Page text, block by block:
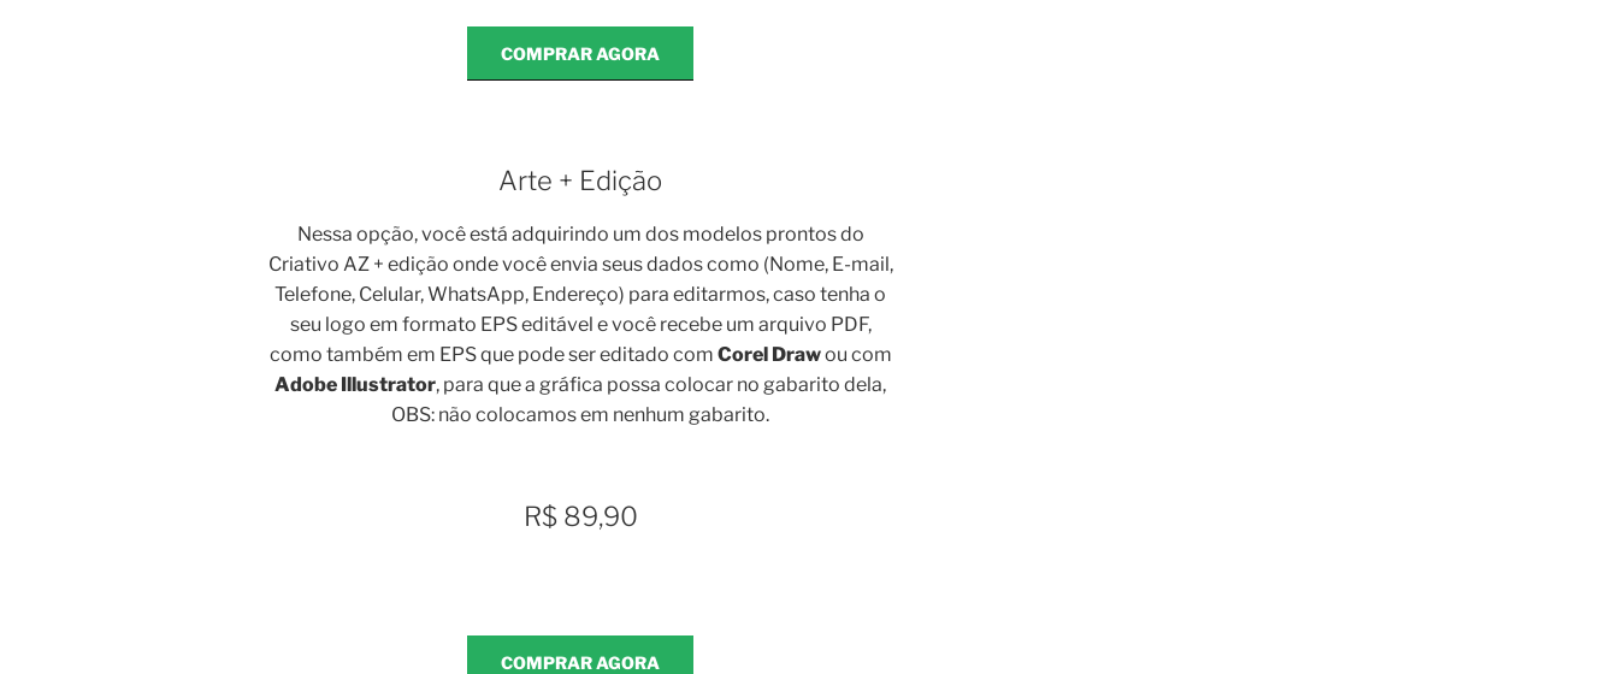
COMPRAR AGORA
Arte + Edição
Nessa opção, você está adquirindo um dos modelos prontos do
Criativo AZ + edição onde você envia seus dados como (Nome, E-mail,
Telefone, Celular, WhatsApp, Endereço) para editarmos, caso tenha o
seu logo em formato EPS editável e você recebe um arquivo PDF,
como também em EPS que pode ser editado com Corel Drawou com
Adobe Illustrator, para que a gráfica possa colocar no gabarito dela,
OBS: não colocamos em nenhum gabarito.
R$ 89,90
COMPRAR AGORA